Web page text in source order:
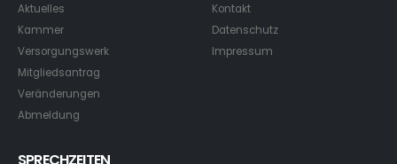
Aktuelles
Kammer
Versorgungswerk
Mitgliedsantrag
Veränderungen
Abmeldung
Kontakt
Datenschutz
Impressum
SPRECHZEITEN